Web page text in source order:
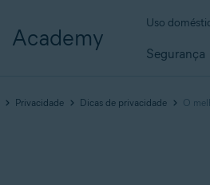
Academy
Uso
Segurança
Privacidade Dicas de privacidade O